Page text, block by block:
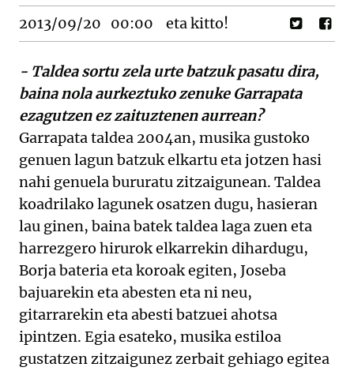
2013/09/20 00:00 eta kitto!
- Taldea sortu zela urte batzuk pasatu dira,
baina nola aurkeztuko zenuke Garrapata
ezagutzen ez zaituztenen aurrean?
Garrapata taldea 2004an, musika gustoko
genuen lagun batzuk elkartu eta jotzen hasi
nahi genuela bururatu zitzaigunean. Taldea
koadrilako lagunek osatzen dugu, hasieran
lau ginen, baina batek taldea laga zuen eta
harrezgero hirurok elkarrekin dihardugu,
Borja bateria eta koroak egiten, Joseba
bajuarekin eta abesten eta ni neu,
gitarrarekin eta abesti batzuei ahotsa
ipintzen. Egia esateko, musika estiloa
gustatzen zitzaigunez zerbait gehiago egitea